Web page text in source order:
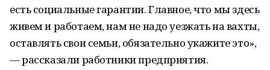
есть социальные гарантии. Главное, что мы здесь
живем и работаем, нам не надо уезжать на вахты,
оставлять свои семьи, обязательно укажите это»,
— рассказали работники предприятия.